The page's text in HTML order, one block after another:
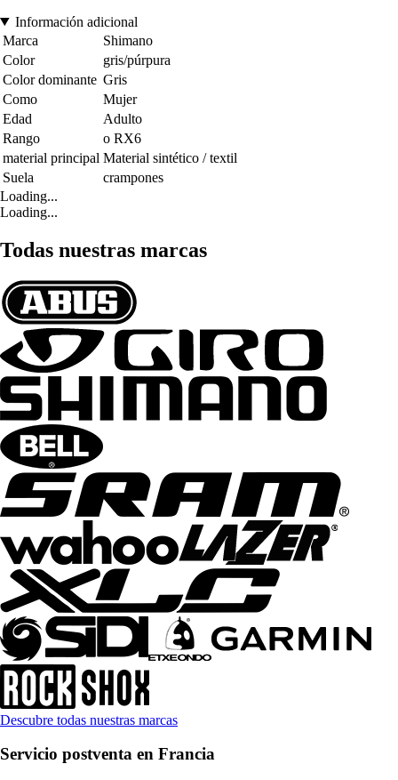
Información adicional
Marca
Shimano
Color
gris/púrpura
Color dominante Gris
Como
Mujer
Edad
Adulto
Rango
o RX6
material principal Material sintético / textil
Suela
crampones
Loading...
Loading...
Todas nuestras marcas
Descubre todas nuestras marcas
Servicio postventa en Francia